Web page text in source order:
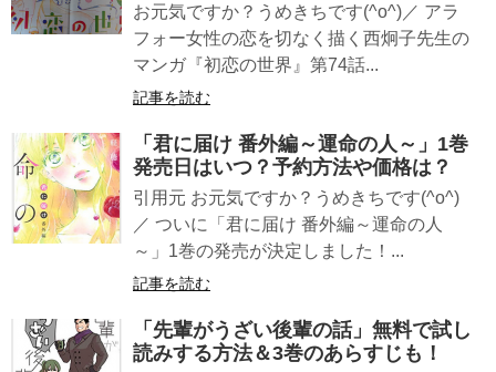
お元気ですか？うめきちです(^o^)／ アラ
フォー女性の恋を切なく描く西炯子先生の
マンガ『初恋の世界』第74話...
記事を読む
「君に届け 番外編～運命の人～」1巻
発売日はいつ？予約方法や価格は？
引用元 お元気ですか？うめきちです(^o^)
／ ついに「君に届け 番外編～運命の人
～」1巻の発売が決定しました！...
記事を読む
「先輩がうざい後輩の話」無料で試し
読みする方法＆3巻のあらすじも！